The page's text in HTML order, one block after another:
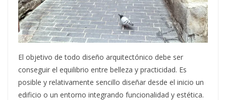
El objetivo de todo diseño arquitectónico debe ser
conseguir el equilibrio entre belleza y practicidad. Es
posible y relativamente sencillo diseñar desde el inicio un
edificio o un entorno integrando funcionalidad y estética.